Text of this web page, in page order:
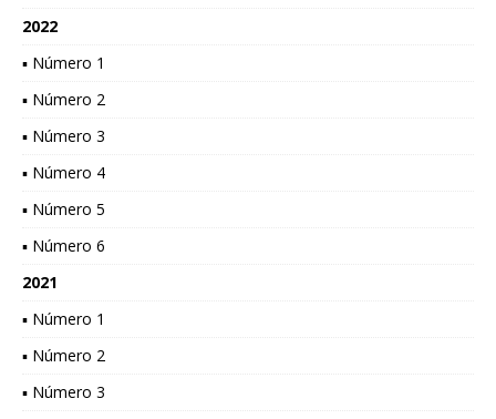
2022
▪ Número 1
▪ Número 2
▪ Número 3
▪ Número 4
▪ Número 5
▪ Número 6
2021
▪ Número 1
▪ Número 2
▪ Número 3